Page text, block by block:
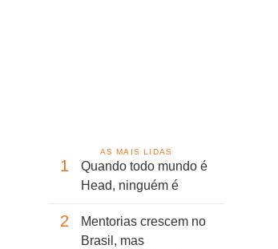
AS MAIS LIDAS
1
Quando todo mundo é
Head, ninguém é
2
Mentorias crescem no
Brasil, mas